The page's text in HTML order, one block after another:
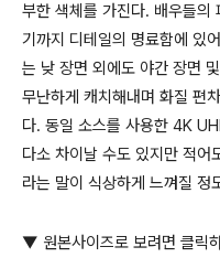
부한 색체를 가진다. 배우들의
기까지 디테일의 명료함에 있
는 낮 장면 외에도 야간 장면
무난하게 캐치해내며 화질 편
다. 동일 소스를 사용한 4K
다소 차이날 수도 있지만 적어
라는 말이 식상하게 느껴질 정
▼ 원본사이즈로 보려면 클릭